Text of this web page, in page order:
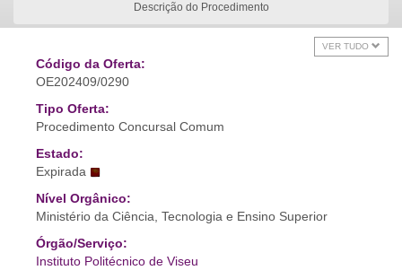
Descrição do Procedimento
VER TUDO
Código da Oferta:
OE202409/0290
Tipo Oferta:
Procedimento Concursal Comum
Estado:
Expirada
Nível Orgânico:
Ministério da Ciência, Tecnologia e Ensino Superior
Órgão/Serviço:
Instituto Politécnico de Viseu